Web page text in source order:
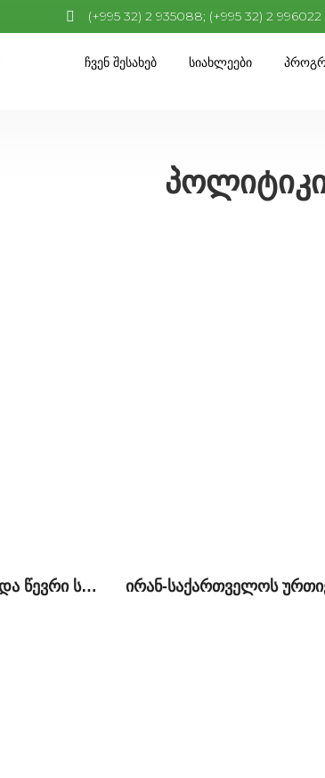
(+995 32) 2 935088; (+995 32) 2 996022
Ჩვენ Შესახებ Სიახლეები
ევროკავშირისა და წევრი სახელმწიფოების საგარეო დახმარება საქართველოში: პრიორიტეტული სფეროები და მიზნები